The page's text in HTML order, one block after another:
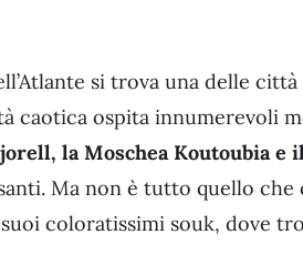
si trova una delle
caotica ospita innumerevoli
la Moschea Koutoubia e
Ma non è tutto quello che
coloratissimi souk, dove